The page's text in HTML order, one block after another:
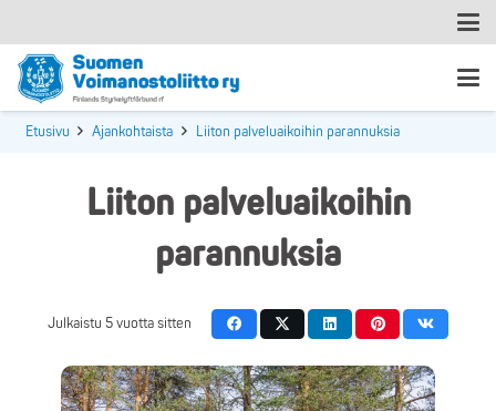
Etusivu Ajankohtaista Liiton palveluaikoihin parannuksia
Liiton palveluaikoihin
parannuksia
Julkaistu5 vuotta sitten